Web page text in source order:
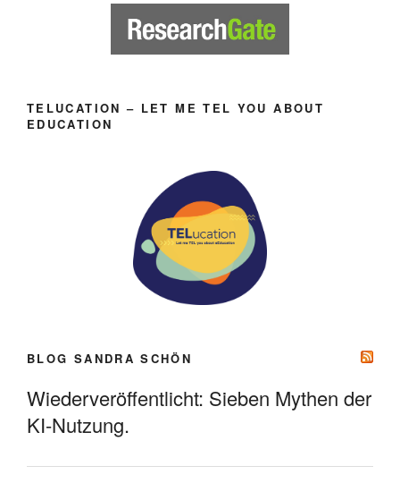
TELUCATION – LET ME TEL YOU ABOUT
EDUCATION
BLOG SANDRA SCHÖN
Wiederveröffentlicht: Sieben Mythen der
KI-Nutzung.